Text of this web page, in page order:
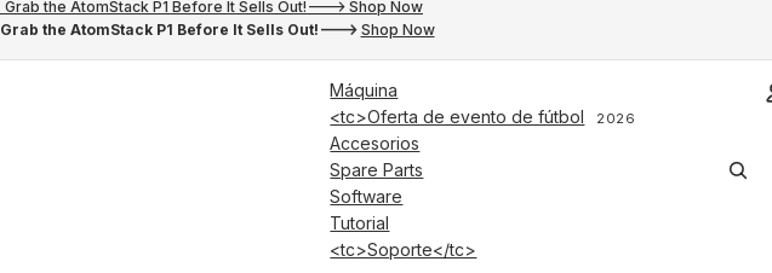
the AtomStack P1 Before It Sells Out!---> Shop Now
the AtomStack P1 Before It Sells Out!---> Shop Now
Máquina
<tc>Oferta de evento de fútbol
2026
Accesorios
Spare Parts
Software
Tutorial
<tc>Soporte</tc>